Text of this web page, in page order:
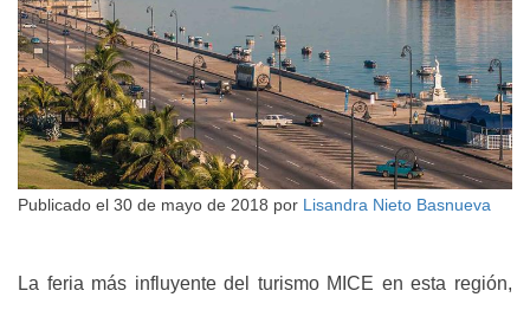
Publicado el 30 de mayo de 2018 por Lisandra Nieto Basnueva
La feria más influyente del turismo MICE en esta región,